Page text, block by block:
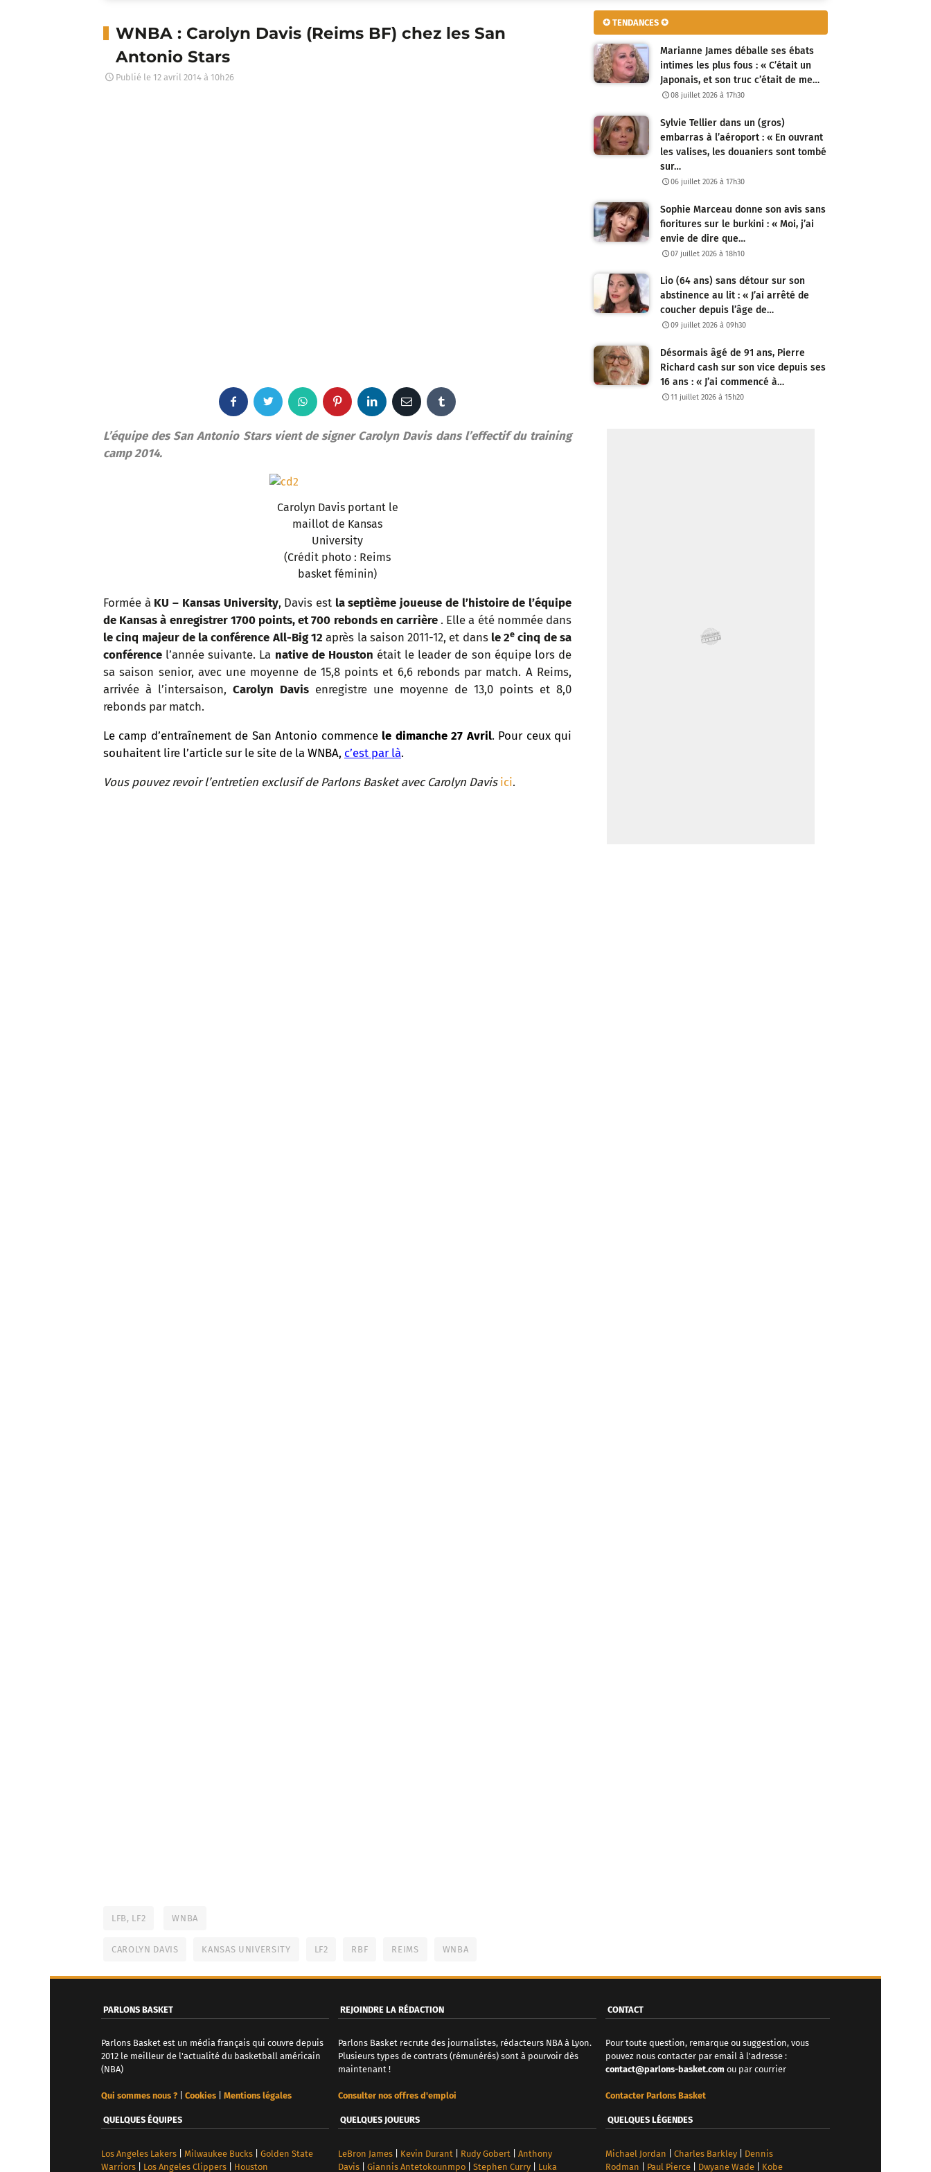
WNBA : Carolyn Davis (Reims BF) chez les San
Antonio Stars
Publié le 12 avril 2014 à 10h26
a
k
t
W
h
s
a
p
p
P
e
r
e
s
t
n
E
L’équipe des San Antonio Stars vient de signer Carolyn Davis dans l’effectif du training
camp 2014.
Carolyn Davis portant le
maillot de Kansas
University
(Crédit photo : Reims
basket féminin)
Formée à KU – Kansas University, Davis est la septième joueuse de l’histoire de l’équipe
de Kansas à enregistrer 1700 points, et 700 rebonds en carrière. Elle a été nommée dans
le cinq majeur de la conférence All-Big 12 après la saison 2011-12, et dans le 2e cinq de sa
conférence l’année suivante. La native de Houston était le leader de son équipe lors de
sa saison senior, avec une moyenne de 15,8 points et 6,6 rebonds par match. A Reims,
arrivée à l’intersaison, Carolyn Davis enregistre une moyenne de 13,0 points et 8,0
rebonds par match.
Le camp d’entraînement de San Antonio commence le dimanche 27 Avril. Pour ceux qui
souhaitent lire l’article sur le site de la WNBA, c’est par là.
Vous pouvez revoir l’entretien exclusif de Parlons Basket avec Carolyn Davis ici.
LFB, LF2 WNBA
CAROLYN DAVIS KANSAS UNIVERSITY LF2 RBF REIMS WNBA
✪ TENDANCES ✪
Marianne James déballe ses ébats
intimes les plus fous : « C’était un
Japonais, et son truc c’était de me…
08 juillet 2026 à 17h30
Sylvie Tellier dans un (gros)
embarras à l’aéroport : « En ouvrant
les valises, les douaniers sont tombé
sur…
06 juillet 2026 à 17h30
Sophie Marceau donne son avis sans
fioritures sur le burkini : « Moi, j’ai
envie de dire que…
07 juillet 2026 à 18h10
Lio (64 ans) sans détour sur son
abstinence au lit : « J’ai arrêté de
coucher depuis l’âge de…
09 juillet 2026 à 09h30
Désormais âgé de 91 ans, Pierre
Richard cash sur son vice depuis ses
16 ans : « J’ai commencé à…
11 juillet 2026 à 15h20
PARLONS BASKET
Parlons Basket est un média français qui couvre depuis
2012 le meilleur de l'actualité du basketball américain
(NBA)
Qui sommes nous ?| Cookies| Mentions légales
REJOINDRE LA RÉDACTION
Parlons Basket recrute des journalistes, rédacteurs NBA à Lyon.
Plusieurs types de contrats (rémunérés) sont à pourvoir dès
maintenant !
Consulter nos offres d'emploi
CONTACT
Pour toute question, remarque ou suggestion, vous
pouvez nous contacter par email à l'adresse :
contact@parlons-basket.com ou par courrier
Contacter Parlons Basket
QUELQUES ÉQUIPES
Los Angeles Lakers| Milwaukee Bucks| Golden State
Warriors| Los Angeles Clippers| Houston
QUELQUES JOUEURS
LeBron James| Kevin Durant Rudy Gobert
Anthony
Davis| Giannis Antetokounmpo| Stephen Curry| Luka
QUELQUES LÉGENDES
Michael Jordan Charles Barkley| Dennis
Rodman
Paul Pierce| Dwyane Wade| Kobe